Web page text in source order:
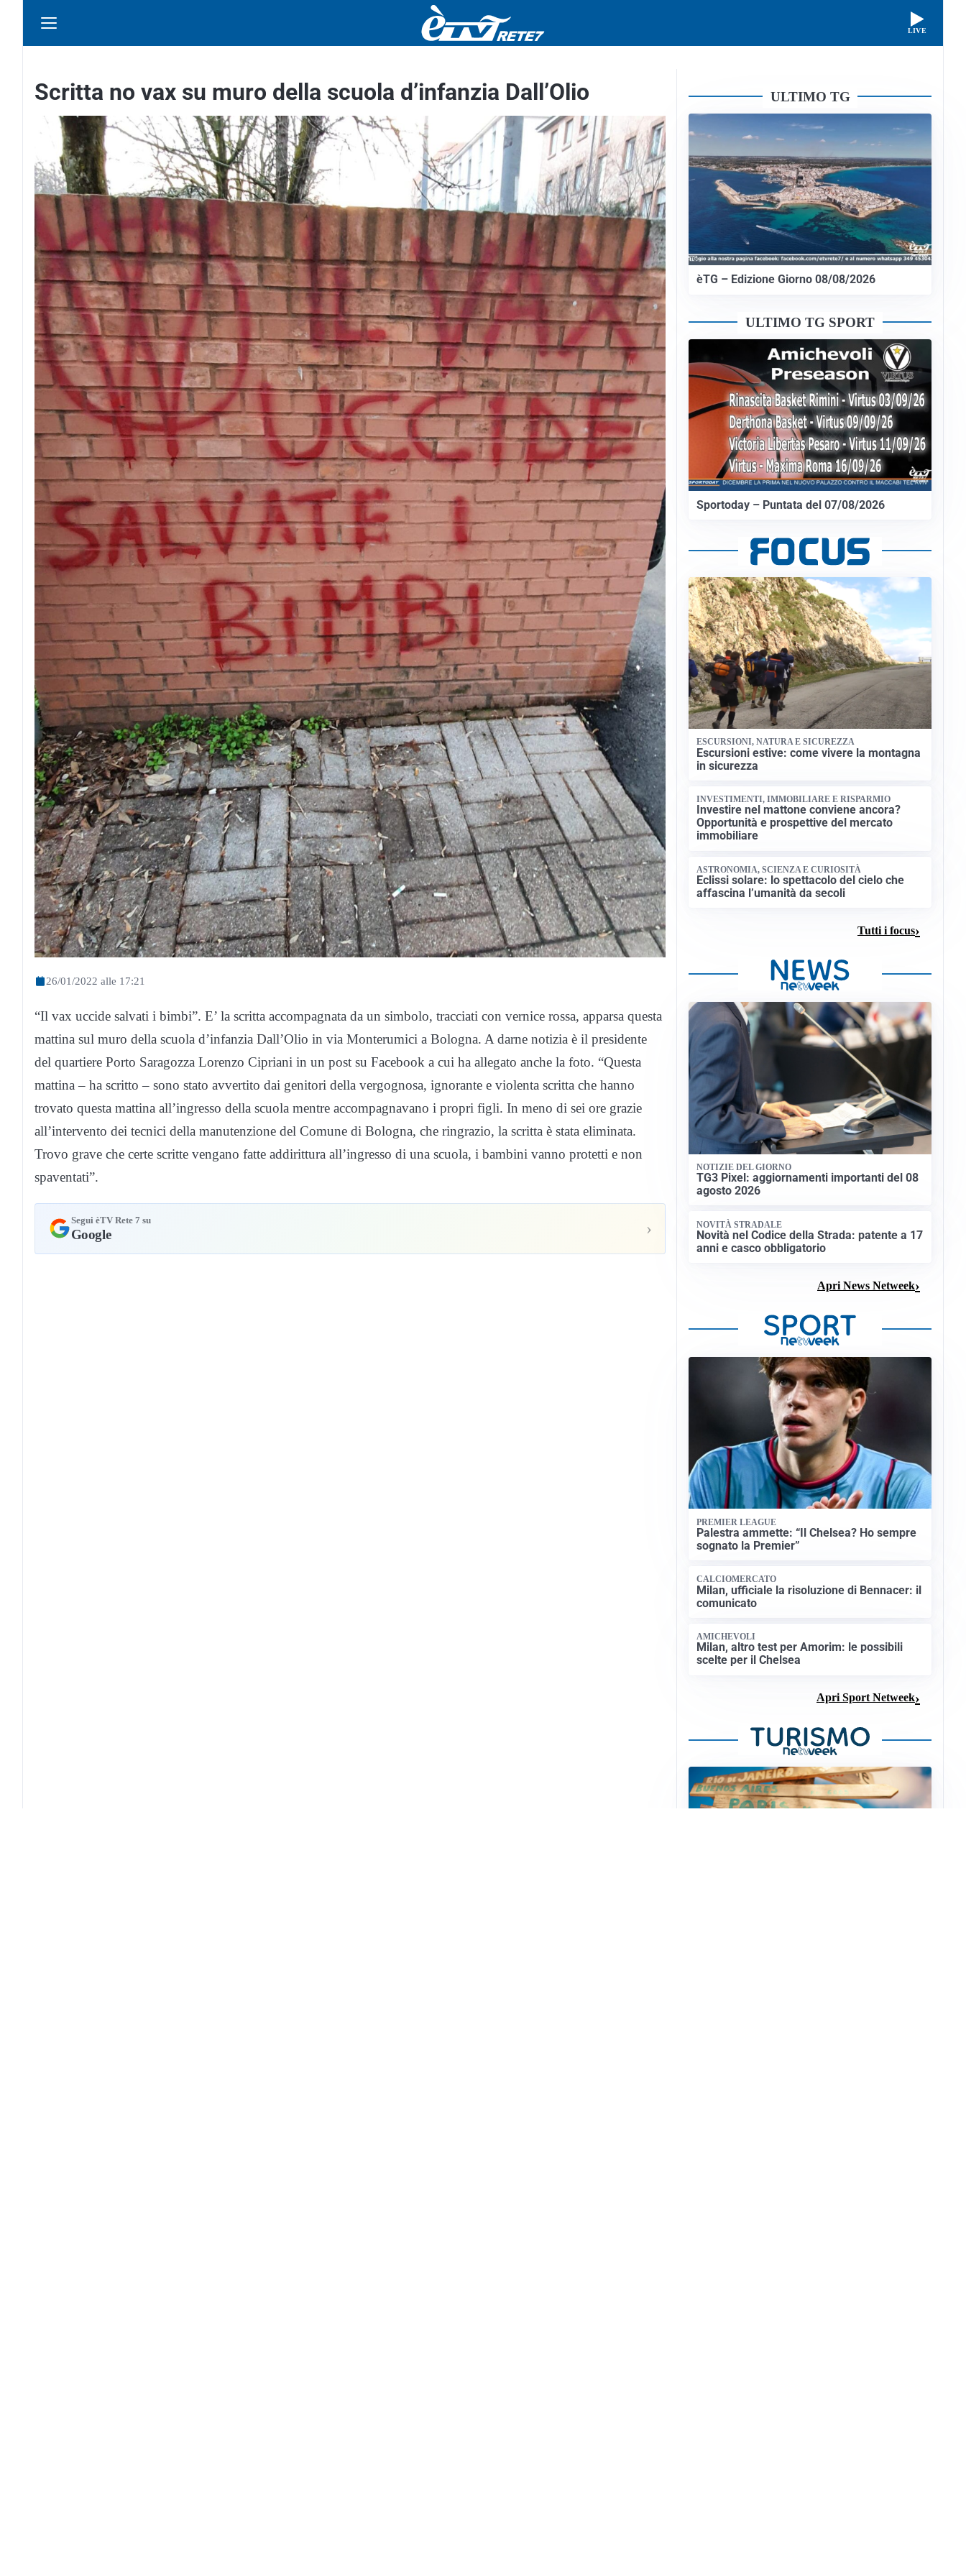
LIVE
Scritta no vax su muro della scuola d’infanzia Dall’Olio
26/01/2022 alle 17:21
“Il vax uccide salvati i bimbi”. E’ la scritta accompagnata da un simbolo, tracciati con vernice rossa, apparsa questa
mattina sul muro della scuola d’infanzia Dall’Olio in via Monterumici a Bologna. A darne notizia è il presidente
del quartiere Porto Saragozza Lorenzo Cipriani in un post su Facebook a cui ha allegato anche la foto. “Questa
mattina – ha scritto – sono stato avvertito dai genitori della vergognosa, ignorante e violenta scritta che hanno
trovato questa mattina all’ingresso della scuola mentre accompagnavano i propri figli. In meno di sei ore grazie
all’intervento dei tecnici della manutenzione del Comune di Bologna, che ringrazio, la scritta è stata eliminata.
Trovo grave che certe scritte vengano fatte addirittura all’ingresso di una scuola, i bambini vanno protetti e non
spaventati”.
Segui èTV Rete 7 su
Google ›
ULTIMO TG
èTG – Edizione Giorno 08/08/2026
ULTIMO TG SPORT
Sportoday – Puntata del 07/08/2026
ESCURSIONI, NATURA E SICUREZZA
Escursioni estive: come vivere la montagna
in sicurezza
INVESTIMENTI, IMMOBILIARE E RISPARMIO
Investire nel mattone conviene ancora?
Opportunità e prospettive del mercato
immobiliare
ASTRONOMIA, SCIENZA E CURIOSITÀ
Eclissi solare: lo spettacolo del cielo che
affascina l’umanità da secoli
Tutti i focus
NOTIZIE DEL GIORNO
TG3 Pixel: aggiornamenti importanti del 08
agosto 2026
NOVITÀ STRADALE
Novità nel Codice della Strada: patente a 17
anni e casco obbligatorio
Apri News Netweek
PREMIER LEAGUE
Palestra ammette: “Il Chelsea? Ho sempre
sognato la Premier”
CALCIOMERCATO
Milan, ufficiale la risoluzione di Bennacer: il
comunicato
AMICHEVOLI
Milan, altro test per Amorim: le possibili
scelte per il Chelsea
Apri Sport Netweek